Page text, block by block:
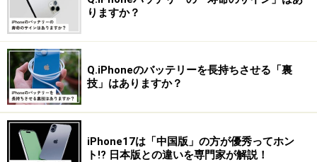
2. iCloud 共有写真ライブラリ
新機能「iCloud 共有写真ライブラリ」
iOS 16から新たに「iCloud 共有写真ライブラリ」という
機能が追加されます。
りますか？
Q.iPhoneのバッテリーを長持ちさせる「裏
技」はありますか？
iPhone17は「中国版」の方が優秀ってホン
ト!? 日本版との違いを専門家が解説！